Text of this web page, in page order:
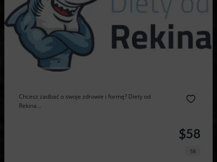
Chcesz zadbać o swoje zdrowie i formę? Diety od
Rekina...
$58
58